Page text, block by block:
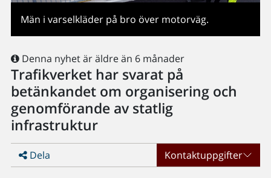
Män i varselkläder på bro över motorväg.
Denna nyhet är äldre än 6 månader
Trafikverket har svarat på
betänkandet om organisering och
genomförande av statlig
infrastruktur
Dela Kontaktuppgifter